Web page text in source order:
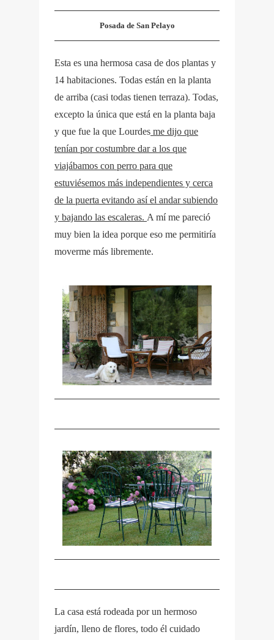
Posada de San Pelayo
Esta es una hermosa casa de dos plantas y
14 habitaciones. Todas están en la planta
de arriba (casi todas tienen terraza). Todas,
excepto la única que está en la planta baja
y que fue la que Lourdes me dijo que
tenían por costumbre dar a los que
viajábamos con perro para que
estuviésemos más independientes y cerca
de la puerta evitando así el andar subiendo
y bajando las escaleras. A mí me pareció
muy bien la idea porque eso me permitiría
moverme más libremente.
La casa está rodeada por un hermoso
jardín, lleno de flores, todo él cuidado